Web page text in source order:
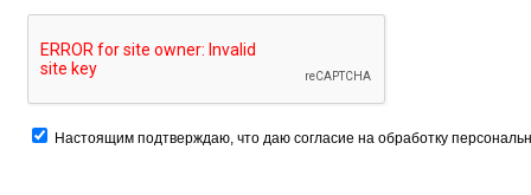
Настоящим подтверждаю, что даю согласие на обработку